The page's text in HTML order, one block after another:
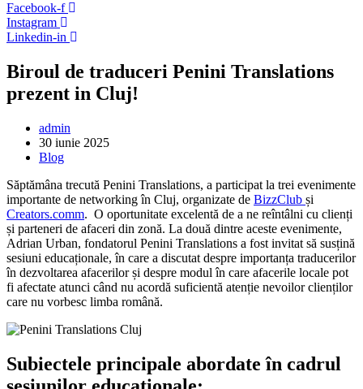
Facebook-f
Instagram
Linkedin-in
Biroul de traduceri Penini Translations
prezent in Cluj!
Post
author:
admin
Post
published:
30 iunie 2025
Post
Blog
Săptămâna trecută Penini Translations, a participat la trei evenimente
importante de networking în Cluj, organizate de BizzClub și
Creators.comm. O oportunitate excelentă de a ne reîntâlni cu clienți
și parteneri de afaceri din zonă. La două dintre aceste evenimente,
Adrian Urban, fondatorul Penini Translations a fost invitat să susțină
sesiuni educaționale, în care a discutat despre importanța traducerilor
în dezvoltarea afacerilor și despre modul în care afacerile locale pot
fi afectate atunci când nu acordă suficientă atenție nevoilor clienților
care nu vorbesc limba română.
Subiectele principale abordate în cadrul